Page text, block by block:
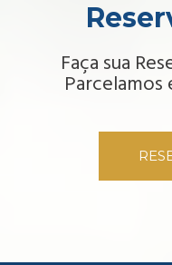
Faça sua